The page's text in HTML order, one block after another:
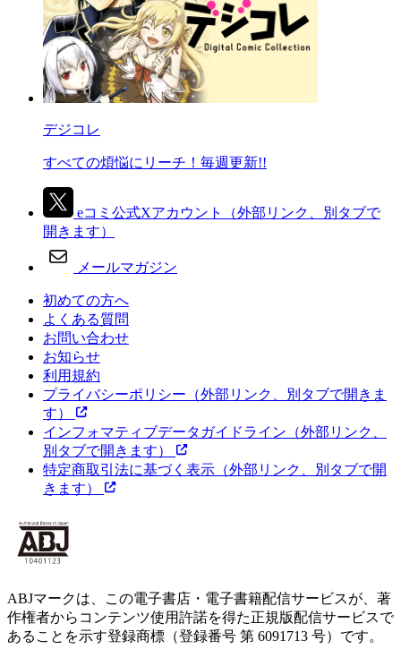
デジコレ
すべての煩悩にリーチ！毎週更新!!
eコミ公式Xアカウント
（外部リンク、別タブで
開きます）
メールマガジン
初めての方へ
よくある質問
お問い合わせ
お知らせ
利用規約
プライバシーポリシー （外部リンク、別タブで開きま
す）
インフォマティブデータガイドライン （外部リンク、
別タブで開きます）
特定商取引法に基づく表示 （外部リンク、別タブで開
きます）
ABJマークは、この電子書店・電子書籍配信サービスが、著
作権者からコンテンツ使用許諾を得た正規版配信サービスで
あることを示す登録商標（登録番号 第 6091713 号）です。